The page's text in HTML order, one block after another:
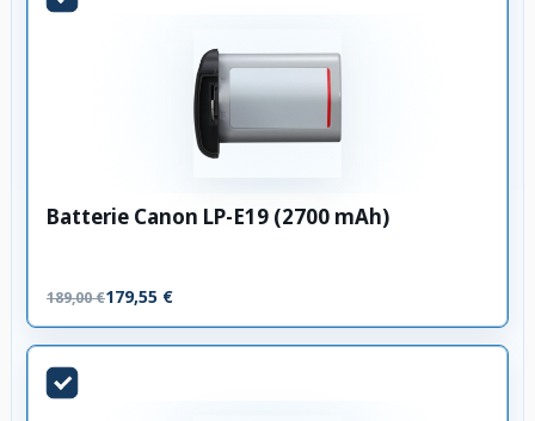
Batterie Canon LP-E19 (2700 mAh)
189,00 €179,55 €